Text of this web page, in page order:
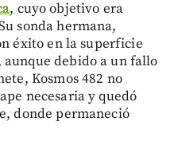
, cuyo objetivo era
sonda hermana,
éxito en la superficie
debido a un fallo
Kosmos 482 no
necesaria y quedó
donde permaneció